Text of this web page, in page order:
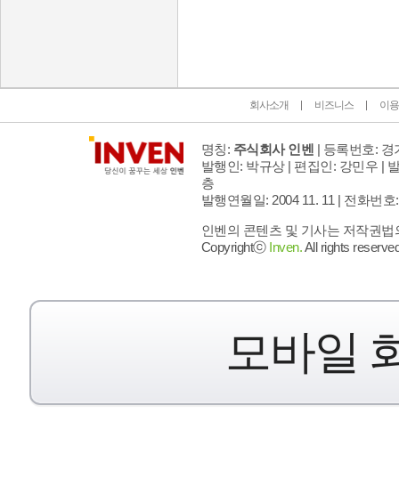
회사소개 비즈니스 이
명칭: 주식회사 인벤 | 등록번호: 경
발행인: 박규상 | 편집인: 강민우 |
층
발행연월일: 2004 11. 11 | 전화번호
인벤의 콘텐츠 및 기사는 저작권
Copyrightⓒ Inven.All rights
모바일